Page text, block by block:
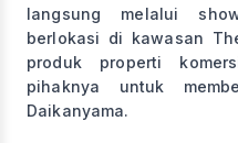
langsung melalui
berlokasi di kawasan
produk properti
pihaknya untuk
Daikanyama.